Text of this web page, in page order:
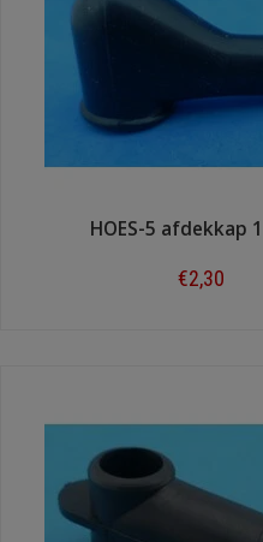
HOES-5 afdekkap
€2,30